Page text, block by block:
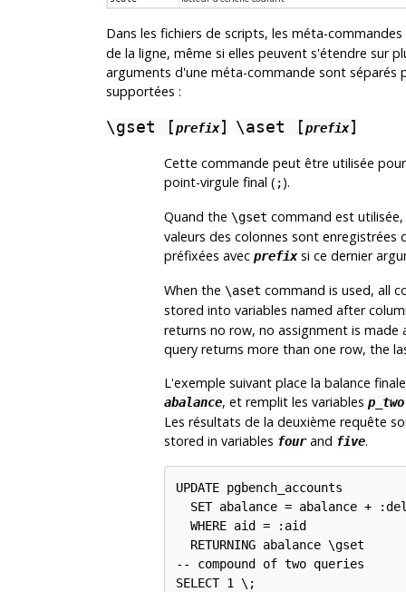
Dans les fichiers de scripts, les méta-
de la ligne, même si elles peuvent s'étendre sur
arguments d'une méta-commande sont séparés
supportées :
\gset [prefix] \aset [prefix]
Cette commande peut être utilisée
point-virgule final ( ;).
Quand the \gset command est
valeurs des colonnes sont enregistrées
préfixées avec prefixsi ce dernier
When the \aset command is used, all
stored into variables named after
returns no row, no assignment is
query returns more than one row, the
L'exemple suivant place la balance
abalance, et remplit les variables p_two
Les résultats de la deuxième requête
stored in variables fourand five.
UPDATE pgbench_accounts
SET abalance = abalance +
  WHERE aid = :aid
  RETURNING abalance \gset
-- compound of two queries
SELECT 1 \;